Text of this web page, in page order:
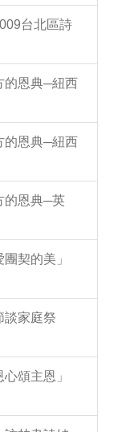
台北區詩
的恩典─紐西
的恩典─紐西
的恩典─英
契的美」
談家庭祭
頌主恩」